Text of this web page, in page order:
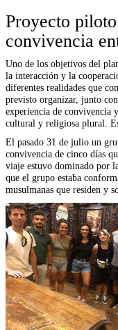
Proyecto
convivencia
Uno de los objetivos del
la interacción y la
diferentes realidades que
previsto organizar, junto
experiencia de convivencia
cultural y religiosa plural.
El pasado 31 de julio un
convivencia de cinco días
viaje estuvo dominado por
que el grupo estaba
musulmanas que residen y